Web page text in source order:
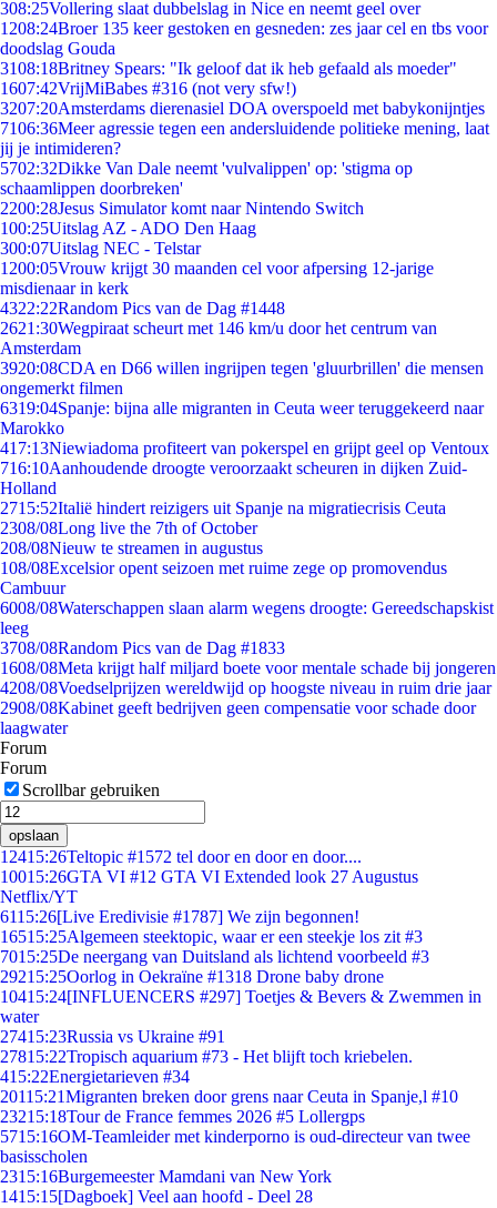
308:25Vollering slaat dubbelslag in Nice en neemt geel over
1208:24Broer 135 keer gestoken en gesneden: zes jaar cel en tbs voor
doodslag Gouda
3108:18Britney Spears: "Ik geloof dat ik heb gefaald als moeder"
1607:42VrijMiBabes #316 (not very sfw!)
3207:20Amsterdams dierenasiel DOA overspoeld met babykonijntjes
7106:36Meer agressie tegen een andersluidende politieke mening, laat
jij je intimideren?
5702:32Dikke Van Dale neemt 'vulvalippen' op: 'stigma op
schaamlippen doorbreken'
2200:28Jesus Simulator komt naar Nintendo Switch
100:25Uitslag AZ - ADO Den Haag
300:07Uitslag NEC - Telstar
1200:05Vrouw krijgt 30 maanden cel voor afpersing 12-jarige
misdienaar in kerk
4322:22Random Pics van de Dag #1448
2621:30Wegpiraat scheurt met 146 km/u door het centrum van
Amsterdam
3920:08CDA en D66 willen ingrijpen tegen 'gluurbrillen' die mensen
ongemerkt filmen
6319:04Spanje: bijna alle migranten in Ceuta weer teruggekeerd naar
Marokko
417:13Niewiadoma profiteert van pokerspel en grijpt geel op Ventoux
716:10Aanhoudende droogte veroorzaakt scheuren in dijken Zuid-
Holland
2715:52Italië hindert reizigers uit Spanje na migratiecrisis Ceuta
2308/08Long live the 7th of October
208/08Nieuw te streamen in augustus
108/08Excelsior opent seizoen met ruime zege op promovendus
Cambuur
6008/08Waterschappen slaan alarm wegens droogte: Gereedschapskist
leeg
3708/08Random Pics van de Dag #1833
1608/08Meta krijgt half miljard boete voor mentale schade bij jongeren
4208/08Voedselprijzen wereldwijd op hoogste niveau in ruim drie jaar
2908/08Kabinet geeft bedrijven geen compensatie voor schade door
laagwater
Forum
Forum
Scrollbar gebruiken
opslaan
12415:26Teltopic #1572 tel door en door en door....
10015:26GTA VI #12 GTA VI Extended look 27 Augustus
Netflix/YT
6115:26[Live Eredivisie #1787] We zijn begonnen!
16515:25Algemeen steektopic, waar er een steekje los zit #3
7015:25De neergang van Duitsland als lichtend voorbeeld #3
29215:25Oorlog in Oekraïne #1318 Drone baby drone
10415:24[INFLUENCERS #297] Toetjes & Bevers & Zwemmen in
water
27415:23Russia vs Ukraine #91
27815:22Tropisch aquarium #73 - Het blijft toch kriebelen.
415:22Energietarieven #34
20115:21Migranten breken door grens naar Ceuta in Spanje,l #10
23215:18Tour de France femmes 2026 #5 Lollergps
5715:16OM-Teamleider met kinderporno is oud-directeur van twee
basisscholen
2315:16Burgemeester Mamdani van New York
1415:15[Dagboek] Veel aan hoofd - Deel 28